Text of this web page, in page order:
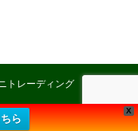
トレーディング
X
ら